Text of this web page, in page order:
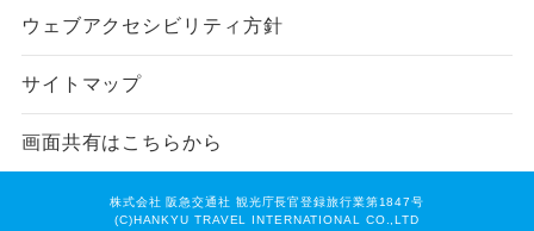
ウェブアクセシビリティ方針
サイトマップ
画面共有はこちらから
株式会社 阪急交通社 観光庁長官登録旅行業第1847号
(C)HANKYU TRAVEL INTERNATIONAL CO.,LTD